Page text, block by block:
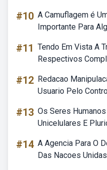
#10 A Camuflagem é
Importante Para
#11 Tendo Em Vista A
Respectivos
#12 Redacao
Usuario Pelo
#13 Os Seres
Unicelulares E
#14 A Agencia Para O
Das Nacoes